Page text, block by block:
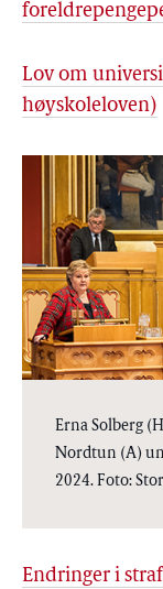
Lov om
høyskoleloven)
Erna Solberg
Nordtun (A)
2024. Foto:
Endringer i